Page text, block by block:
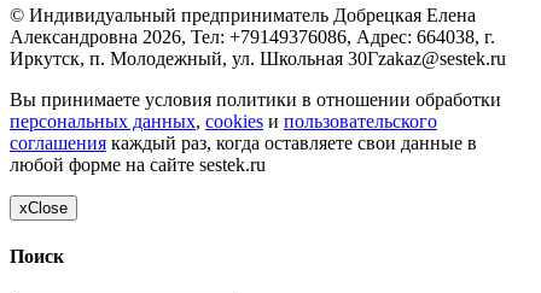
© Индивидуальный предприниматель Добрецкая Елена
Александровна 2026, Тел: +79149376086, Адрес: 664038, г.
Иркутск, п. Молодежный, ул. Школьная 30Гzakaz@sestek.ru
Вы принимаете условия политики в отношении обработки
персональных данных, cookies и пользовательского
соглашения каждый раз, когда оставляете свои данные в
любой форме на сайте sestek.ru
xClose
Поиск